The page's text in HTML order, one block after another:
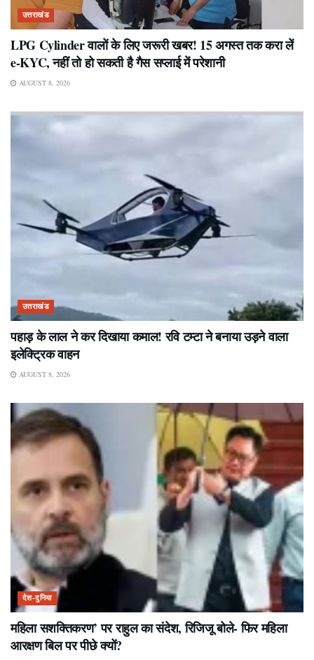
उत्तराखंड
LPG Cylinder वालों के लिए जरूरी खबर! 15 अगस्त तक करा लें
e-KYC, नहीं तो हो सकती है गैस सप्लाई में परेशानी
AUGUST 8, 2026
उत्तराखंड
पहाड़ के लाल ने कर दिखाया कमाल! रवि टम्टा ने बनाया उड़ने वाला
इलेक्ट्रिक वाहन
AUGUST 8, 2026
देश-दुनिया
महिला सशक्तिकरण’ पर राहुल का संदेश, रिजिजू बोले- फिर महिला
आरक्षण बिल पर पीछे क्यों?